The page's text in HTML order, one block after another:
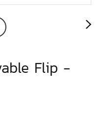
Flip -